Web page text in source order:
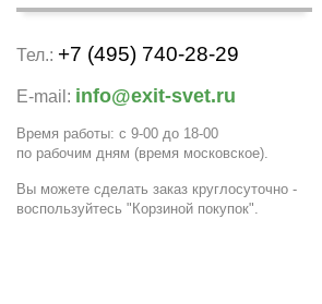
Тел.: +7 (495) 740-28-29
E-mail: info@exit-svet.ru
Время работы: с 9-00 до 18-00
по рабочим дням (время московское).
Вы можете сделать заказ круглосуточно -
воспользуйтесь "Корзиной покупок".